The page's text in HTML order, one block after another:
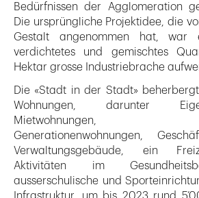
Bedürfnissen der Agglomeration
Die ursprüngliche Projektidee, die
Gestalt angenommen hat, war
verdichtetes und gemischtes
Hektar grosse Industriebrache
Die «Stadt in der Stadt»
Wohnungen, darunter
Mietwohnungen,
Generationenwohnungen,
Verwaltungsgebäude, ein
Aktivitäten im
ausserschulische und
Infrastruktur, um bis 2023 rund